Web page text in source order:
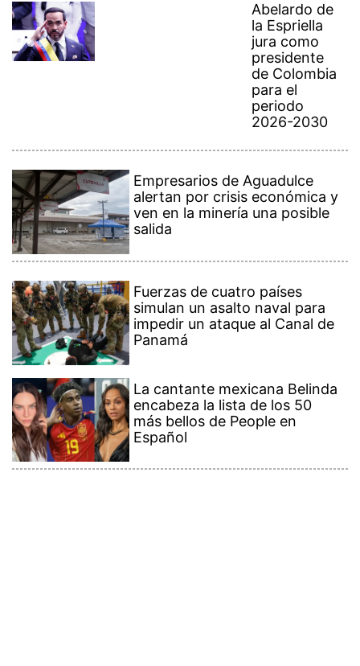
Abelardo de
la Espriella
jura como
presidente
de Colombia
para el
periodo
2026-2030
Empresarios de Aguadulce
alertan por crisis económica y
ven en la minería una posible
salida
Fuerzas de cuatro países
simulan un asalto naval para
impedir un ataque al Canal de
Panamá
La cantante mexicana Belinda
encabeza la lista de los 50
más bellos de People en
Español